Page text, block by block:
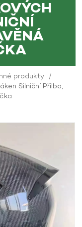
produkty /
Silniční Přilba,